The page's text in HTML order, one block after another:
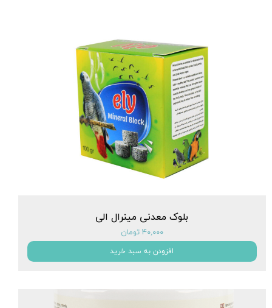
بلوک معدنی مینرال الی
۴۰,۰۰۰ تومان
افزودن به سبد خرید